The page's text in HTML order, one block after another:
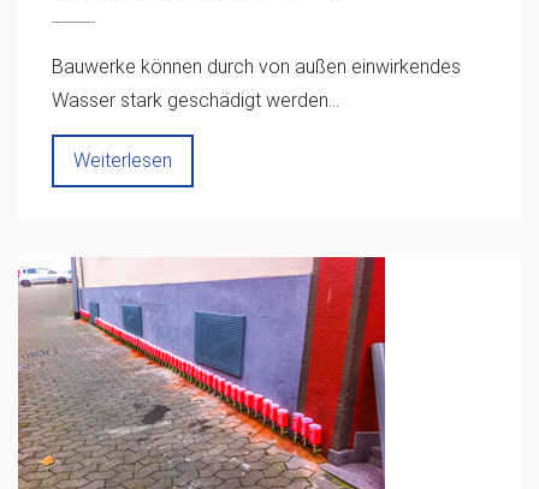
Bauwerke können durch von außen einwirkendes
Wasser stark geschädigt werden...
Weiterlesen